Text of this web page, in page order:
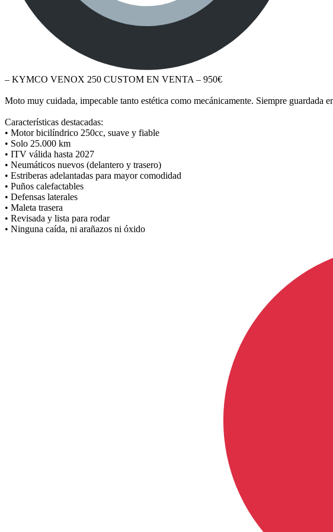
– KYMCO VENOX 250 CUSTOM EN VENTA – 950€
Moto muy cuidada, impecable tanto estética como mecánicamente. Siempre guardada
Características destacadas:
• Motor bicilíndrico 250cc, suave y fiable
• Solo 25.000 km
• ITV válida hasta 2027
• Neumáticos nuevos (delantero y trasero)
• Estriberas adelantadas para mayor comodidad
• Puños calefactables
• Defensas laterales
• Maleta trasera
• Revisada y lista para rodar
• Ninguna caída, ni arañazos ni óxido